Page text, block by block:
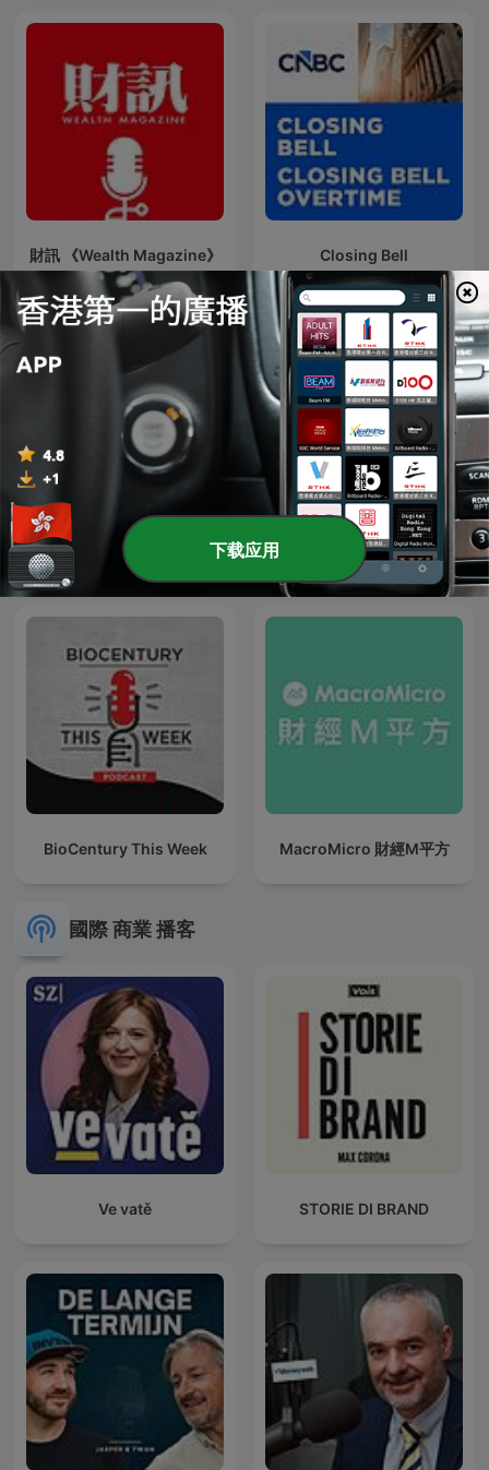
財訊 《Wealth Magazine》 Closing Bell
The Story of Money 大師輕鬆讀之輕鬆聽大師
BioCentury This Week MacroMicro 財經M平方
國際 商業 播客
Ve vatě STORIE DI BRAND
下载应用